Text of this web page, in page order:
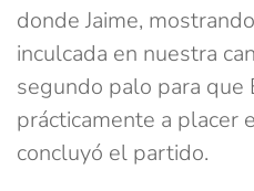
donde Jaime,
inculcada en nuestra
segundo palo para que
prácticamente a placer
concluyó el partido.